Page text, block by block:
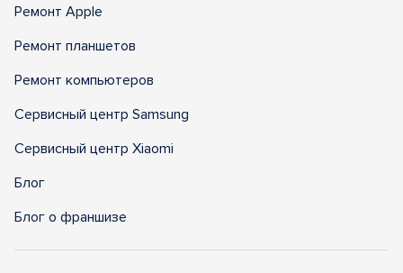
Ремонт Apple
Ремонт планшетов
Ремонт компьютеров
Сервисный центр Samsung
Сервисный центр Xiaomi
Блог
Блог о франшизе